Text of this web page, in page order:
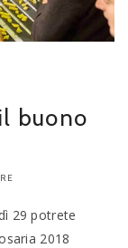
buono
29 potrete
2018